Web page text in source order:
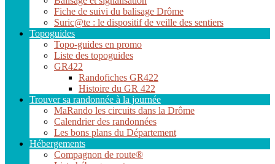
Fiche de suivi du balisage Drôme
Suric@te : le dispositif de veille des sentiers
Topoguides
Topo-guides en promo
Liste des topoguides
GR422
Randofiches GR422
Histoire du GR 422
Trouver sa randonnée à la journée
MaRando les circuits dans la Drôme
Calendrier des randonnées
Les bons plans du Département
Hébergements
Compagnon de route®